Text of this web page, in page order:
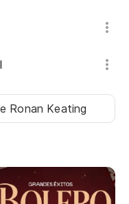
Ronan Keating